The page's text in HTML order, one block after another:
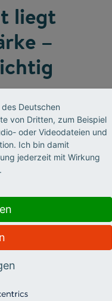
liegt
–
Trah war in
der Aufsichts-
Gespräch über
Unternehmen
Deutschen
von Dritten, zum Beispiel
oder Videodateien und
Ich bin damit
jederzeit mit Wirkung